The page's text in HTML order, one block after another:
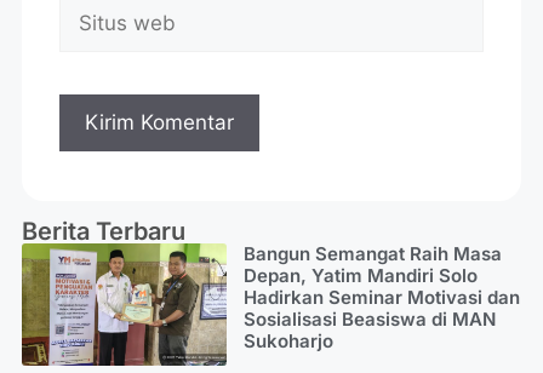
Berita Terbaru
Bangun Semangat Raih Masa
Depan, Yatim Mandiri Solo
Hadirkan Seminar Motivasi dan
Sosialisasi Beasiswa di MAN
Sukoharjo